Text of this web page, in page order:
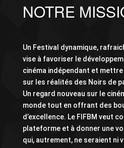
NOTRE
Un Festival dynamique,
vise à favoriser le
cinéma indépendant et
sur les réalités des Noirs de
Un regard nouveau sur le
monde tout en offrant des
d’excellence. Le FIFBM veut
plateforme et à donner une
qui, autrement, ne seraient ni